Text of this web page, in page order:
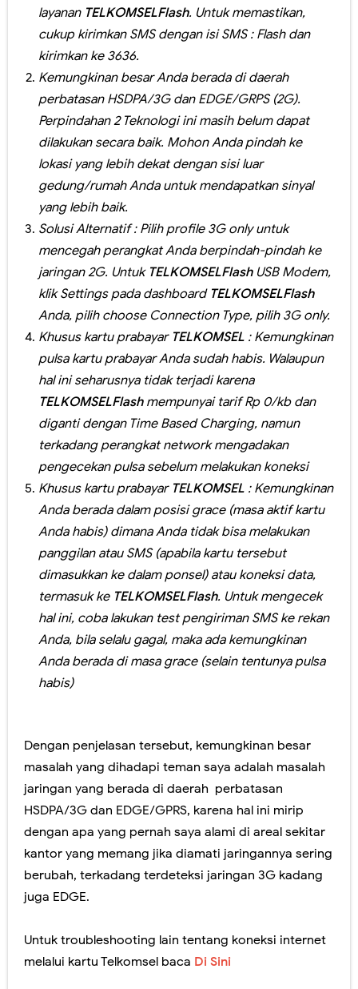
Pelatihan Penggunaan Soal-soal berbasis LMS di SMAN 1 Jember
Ragu dengan Qur'an Digital? Cobalah Aplikasi Qur'an Kemenag
Hari Ini Pendaftaran Sekolah Kedinasan 2025 Mulai Dibuka, Cek Alur dan Persiapannya di Sini!
Kamis, 6 Agustus
layanan TELKOMSELFlash. Untuk memastikan,
cukup kirimkan SMS dengan isi SMS : Flash dan
kirimkan ke 3636.
Kemungkinan besar Anda berada di daerah
perbatasan HSDPA/3G dan EDGE/GRPS (2G).
Perpindahan 2 Teknologi ini masih belum dapat
dilakukan secara baik. Mohon Anda pindah ke
lokasi yang lebih dekat dengan sisi luar
gedung/rumah Anda untuk mendapatkan sinyal
yang lebih baik.
Solusi Alternatif : Pilih profile 3G only untuk
mencegah perangkat Anda berpindah-pindah ke
jaringan 2G. Untuk TELKOMSELFlashUSB Modem,
klik Settings pada dashboard TELKOMSELFlash
Anda, pilih choose Connection Type, pilih 3G only.
Khusus kartu prabayar TELKOMSEL : Kemungkinan
pulsa kartu prabayar Anda sudah habis. Walaupun
hal ini seharusnya tidak terjadi karena
TELKOMSELFlashmempunyai tarif Rp 0/kb dan
diganti dengan Time Based Charging, namun
terkadang perangkat network mengadakan
pengecekan pulsa sebelum melakukan koneksi
Khusus kartu prabayar TELKOMSEL : Kemungkinan
Anda berada dalam posisi grace (masa aktif kartu
Anda habis) dimana Anda tidak bisa melakukan
panggilan atau SMS (apabila kartu tersebut
dimasukkan ke dalam ponsel) atau koneksi data,
termasuk ke TELKOMSELFlash. Untuk mengecek
hal ini, coba lakukan test pengiriman SMS ke rekan
Anda, bila selalu gagal, maka ada kemungkinan
Anda berada di masa grace (selain tentunya pulsa
habis)
Dengan penjelasan tersebut, kemungkinan besar
masalah yang dihadapi teman saya adalah masalah
jaringan yang berada di daerah perbatasan
HSDPA/3G dan EDGE/GPRS, karena hal ini mirip
dengan apa yang pernah saya alami di areal sekitar
kantor yang memang jika diamati jaringannya sering
berubah, terkadang terdeteksi jaringan 3G kadang
juga EDGE.
Untuk troubleshooting lain tentang koneksi internet
melalui kartu Telkomsel baca Di Sini